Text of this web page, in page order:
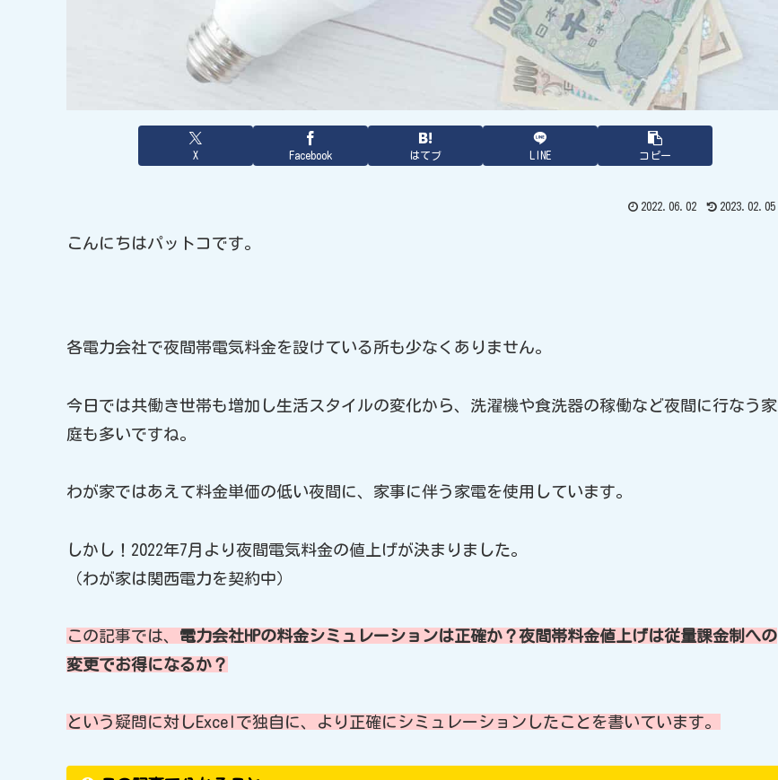
X Facebook はてブ LINE コピー
2022.06.02 2023.02.05
こんにちはパットコです。
各電力会社で夜間帯電気料金を設けている所も少なくありません。
今日では共働き世帯も増加し生活スタイルの変化から、洗濯機や食洗器の稼働など夜間に行なう家
庭も多いですね。
わが家ではあえて料金単価の低い夜間に、家事に伴う家電を使用しています。
しかし！2022年7月より夜間電気料金の値上げが決まりました。
（わが家は関西電力を契約中）
この記事では、 電力会社HPの料金シミュレーションは正確か？夜間帯料金値上げは従量課金制への
変更でお得になるか？
という疑問に対しExcelで独自に、より正確にシミュレーションしたことを書いています。